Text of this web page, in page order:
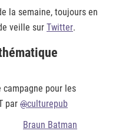
la semaine, toujours en
veille sur Twitter.
pour les
par @culturepub